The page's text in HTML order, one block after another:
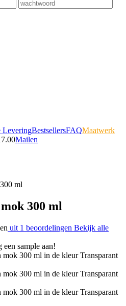
LeveringBestsellersFAQMaatwerk
Mailen
ml
300 ml
uit 1 beoordelingen Bekijk alle
sample aan!